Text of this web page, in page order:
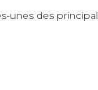
unes des